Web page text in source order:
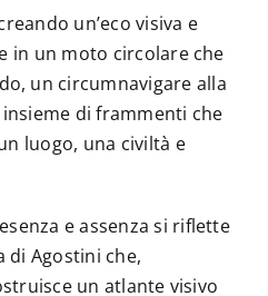
un’eco visiva e
in un moto circolare che
un circumnavigare alla
di frammenti che
luogo, una civiltà e
e assenza si riflette
di Agostini che,
un atlante visivo